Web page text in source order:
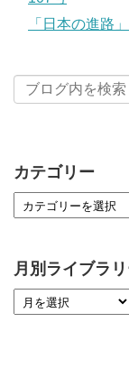
「日本の進路
カテゴリー
月別ライブラ